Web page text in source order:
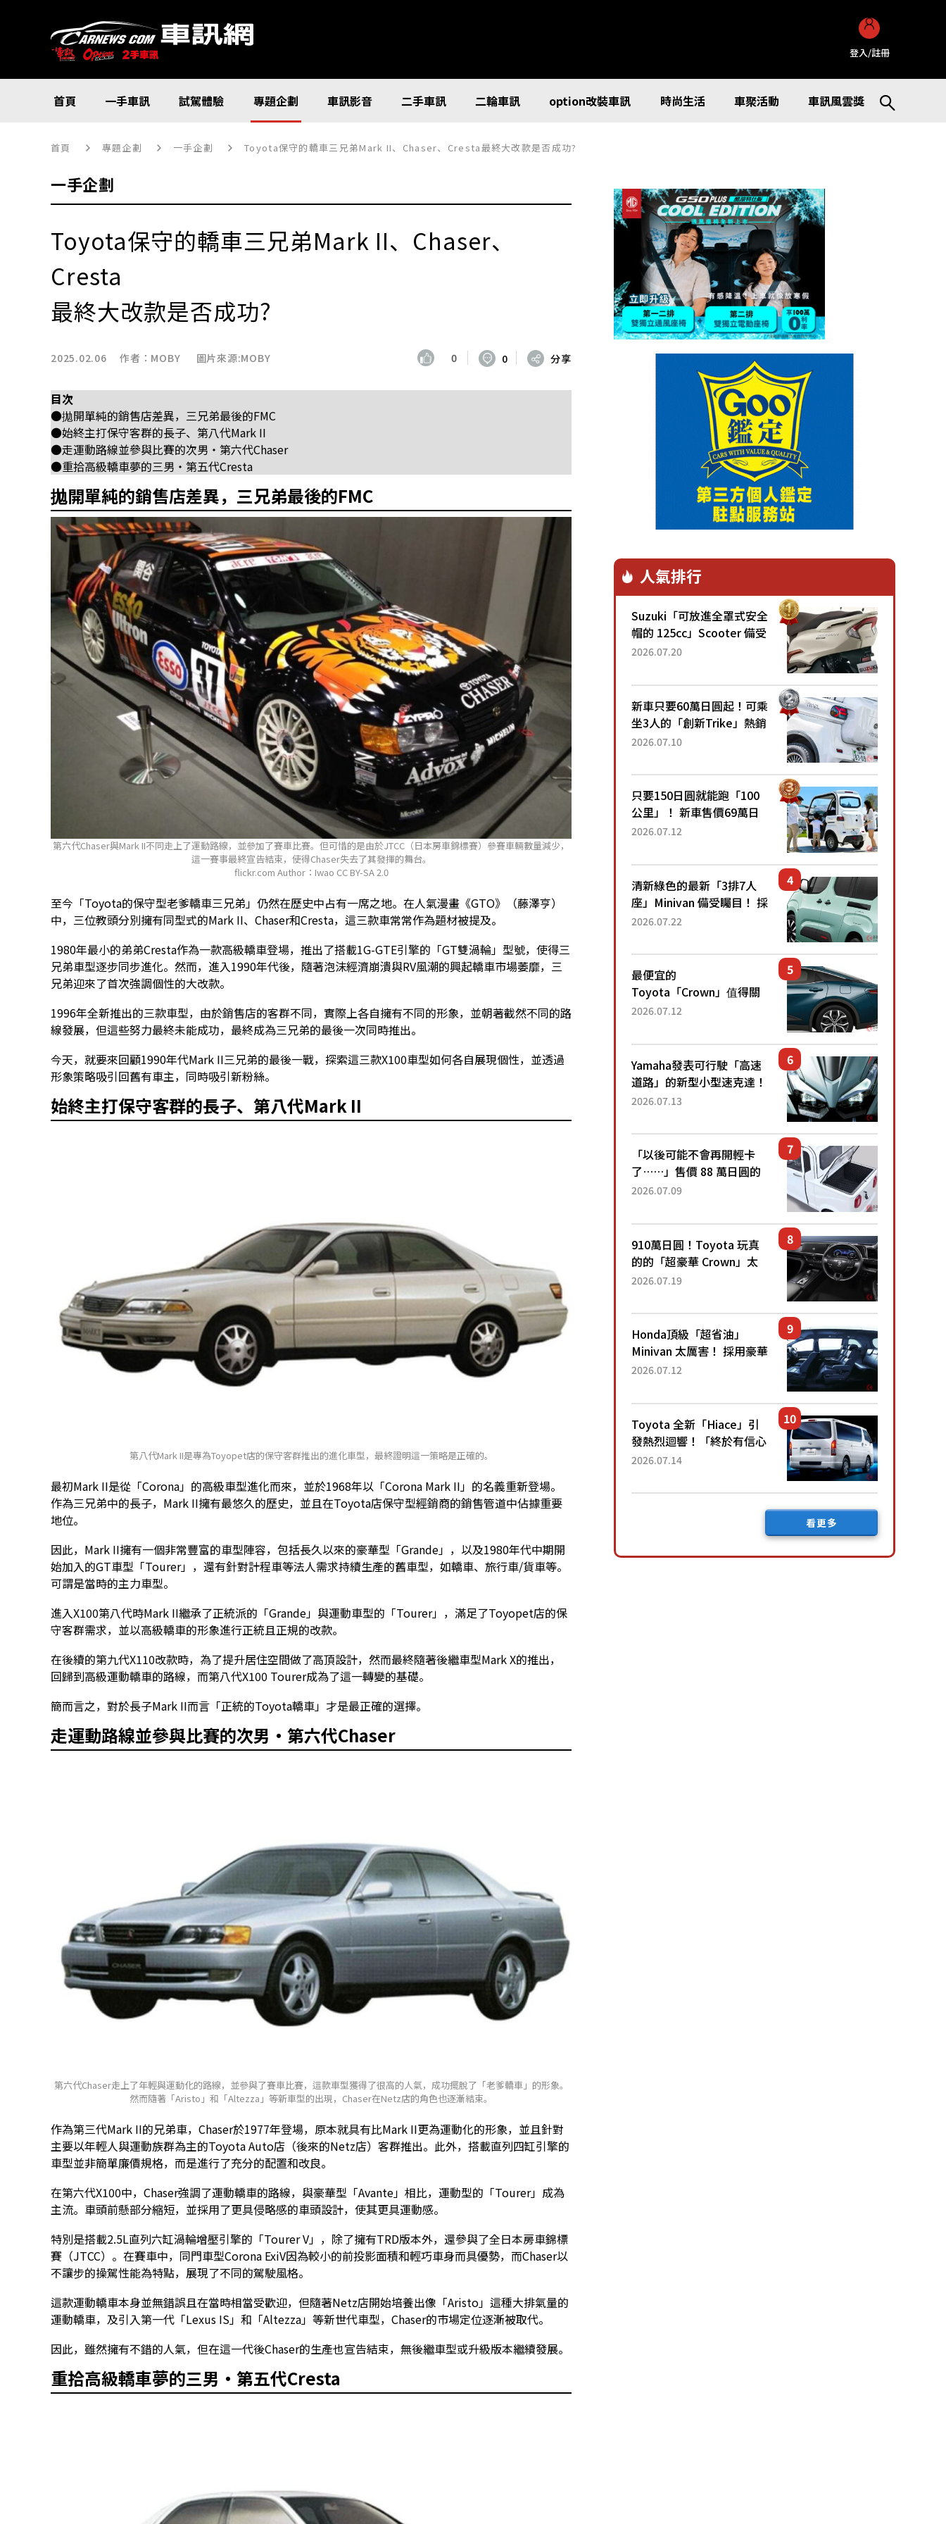
登入/註冊
首頁 一手車訊 試駕體驗 專題企劃 車訊影音 二手車訊 二輪車訊 option改裝車訊 時尚生活 車聚活動 車訊風雲獎
首頁 專題企劃 一手企劃 Toyota保守的轎車三兄弟Mark II、Chaser、Cresta最終大改款是否成功?
一手企劃
Toyota保守的轎車三兄弟Mark II、Chaser、
Cresta
最終大改款是否成功?
2025.02.06 作者： MOBY 圖片來源:MOBY 0 0 分享
目次
●拋開單純的銷售店差異，三兄弟最後的FMC
●始終主打保守客群的長子、第八代Mark II
●走運動路線並參與比賽的次男・第六代Chaser
●重拾高級轎車夢的三男・第五代Cresta
拋開單純的銷售店差異，三兄弟最後的FMC
第六代Chaser與Mark II不同走上了運動路線，並參加了賽車比賽。但可惜的是由於JTCC（日本房車錦標賽）參賽車輛數量減少，
這一賽事最終宣告結束，使得Chaser失去了其發揮的舞台。
flickr.com Author：Iwao CC BY-SA 2.0
至今「Toyota的保守型老爹轎車三兄弟」仍然在歷史中占有一席之地。在人氣漫畫《GTO》（藤澤亨）
中，三位教頭分別擁有同型式的Mark II、Chaser和Cresta，這三款車常常作為題材被提及。
1980年最小的弟弟Cresta作為一款高級轎車登場，推出了搭載1G-GTE引擎的「GT雙渦輪」型號，使得三
兄弟車型逐步同步進化。然而，進入1990年代後，隨著泡沫經濟崩潰與RV風潮的興起轎車市場萎靡，三
兄弟迎來了首次強調個性的大改款。
1996年全新推出的三款車型，由於銷售店的客群不同，實際上各自擁有不同的形象，並朝著截然不同的路
線發展，但這些努力最終未能成功，最終成為三兄弟的最後一次同時推出。
今天，就要來回顧1990年代Mark II三兄弟的最後一戰，探索這三款X100車型如何各自展現個性，並透過
形象策略吸引回舊有車主，同時吸引新粉絲。
始終主打保守客群的長子、第八代Mark II
第八代Mark II是專為Toyopet店的保守客群推出的進化車型，最終證明這一策略是正確的。
最初Mark II是從「Corona」的高級車型進化而來，並於1968年以「Corona Mark II」的名義重新登場。
作為三兄弟中的長子，Mark II擁有最悠久的歷史，並且在Toyota店保守型經銷商的銷售管道中佔據重要
地位。
因此，Mark II擁有一個非常豐富的車型陣容，包括長久以來的豪華型「Grande」，以及1980年代中期開
始加入的GT車型「Tourer」，還有針對計程車等法人需求持續生產的舊車型，如轎車、旅行車/貨車等。
可謂是當時的主力車型。
進入X100第八代時Mark II繼承了正統派的「Grande」與運動車型的「Tourer」，滿足了Toyopet店的保
守客群需求，並以高級轎車的形象進行正統且正規的改款。
在後續的第九代X110改款時，為了提升居住空間做了高頂設計，然而最終隨著後繼車型Mark X的推出，
回歸到高級運動轎車的路線，而第八代X100 Tourer成為了這一轉變的基礎。
簡而言之，對於長子Mark II而言「正統的Toyota轎車」才是最正確的選擇。
走運動路線並參與比賽的次男・第六代Chaser
第六代Chaser走上了年輕與運動化的路線，並參與了賽車比賽，這款車型獲得了很高的人氣，成功擺脫了「老爹轎車」的形象。
然而隨著「Aristo」和「Altezza」等新車型的出現，Chaser在Netz店的角色也逐漸結束。
作為第三代Mark II的兄弟車，Chaser於1977年登場，原本就具有比Mark II更為運動化的形象，並且針對
主要以年輕人與運動族群為主的Toyota Auto店（後來的Netz店）客群推出。此外，搭載直列四缸引擎的
車型並非簡單廉價規格，而是進行了充分的配置和改良。
在第六代X100中，Chaser強調了運動轎車的路線，與豪華型「Avante」相比，運動型的「Tourer」成為
主流。車頭前懸部分縮短，並採用了更具侵略感的車頭設計，使其更具運動感。
特別是搭載2.5L直列六缸渦輪增壓引擎的「Tourer V」，除了擁有TRD版本外，還參與了全日本房車錦標
賽（JTCC）。在賽車中，同門車型Corona ExiV因為較小的前投影面積和輕巧車身而具優勢，而Chaser以
不讓步的操駕性能為特點，展現了不同的駕駛風格。
這款運動轎車本身並無錯誤且在當時相當受歡迎，但隨著Netz店開始培養出像「Aristo」這種大排氣量的
運動轎車，及引入第一代「Lexus IS」和「Altezza」等新世代車型，Chaser的市場定位逐漸被取代。
因此，雖然擁有不錯的人氣，但在這一代後Chaser的生產也宣告結束，無後繼車型或升級版本繼續發展。
重拾高級轎車夢的三男・第五代Cresta
人氣排行
Suzuki「可放進全罩式安全
帽的 125cc」Scooter 備受
矚目！採用全新流線設計與
已陸續開始出口的新款
「B...
2026.07.20
新車只要60萬日圓起！可乘
坐3人的「創新Trike」熱銷
大賣成為人氣車款！「養車
日圓就能跑100公里」「小
朋友坐得...
2026.07.10
只要150日圓就能跑「100
公里」！ 新車售價69萬日
圓的「3人座」Trike大受歡
為何能迅速熱賣？
2026.07.12
清新綠色的最新「3排7人
座」Minivan 備受矚目！ 採
用全長4.7公尺剛剛好的車
還推出467萬元日圓起的5
人座版...
2026.07.22
最便宜的
Toyota「Crown」值得關
注！ 搭載4WD、每公升
眼！ 配備豐富、超越售價
水準，堪稱高CP值代表的
「...
2026.07.12
Yamaha發表可行駛「高速
道路」的新型小型速克達！
搭載能享受超強勁「渦輪
高階「Super Sport」車款
相同的...
2026.07.13
「以後可能不會再開輕卡
了……」售價 88 萬日圓的
「超迷你輕型貨車」引發兩
100 公里！」「免驗車真的
太棒了！...
2026.07.09
910萬日圓！Toyota 玩真
的的「超豪華 Crown」太
厲害了！採用由「匠人技
運動化「底盤設定」！還配
備專屬豪華...
2026.07.19
Honda頂級「超省油」
Minivan 太厲害！ 採用豪華
「真皮座椅」與專屬「黑色
公里，兼具優異節能表現與
舒適「三...
2026.07.12
Toyota 全新「Hiace」引
發熱烈迴響！「終於有信心
下訂了！」「哪個等級交車
後竟然還要等「超過半年」
2026.07.14
看更多